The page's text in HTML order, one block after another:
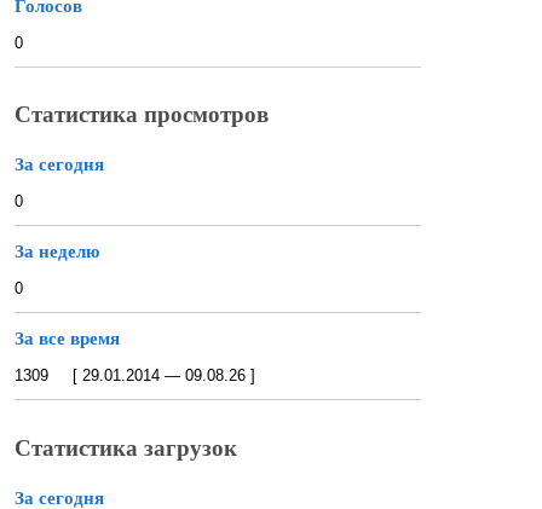
Голосов
0
Статистика просмотров
За сегодня
0
За неделю
0
За все время
1309 [ 29.01.2014 — 09.08.26 ]
Статистика загрузок
За сегодня